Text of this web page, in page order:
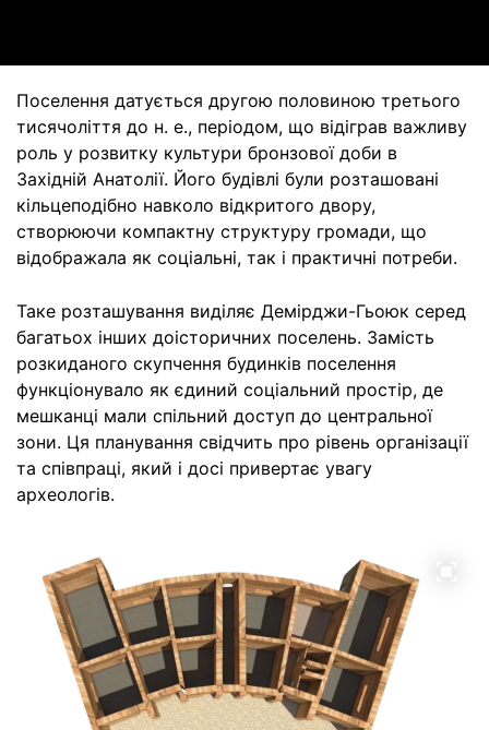
Поселення датується другою половиною третього
тисячоліття до н. е., періодом, що відіграв важливу
роль у розвитку культури бронзової доби в
Західній Анатолії. Його будівлі були розташовані
кільцеподібно навколо відкритого двору,
створюючи компактну структуру громади, що
відображала як соціальні, так і практичні потреби.
Таке розташування виділяє Демірджи-Гьоюк серед
багатьох інших доісторичних поселень. Замість
розкиданого скупчення будинків поселення
функціонувало як єдиний соціальний простір, де
мешканці мали спільний доступ до центральної
зони. Ця планування свідчить про рівень організації
та співпраці, який і досі привертає увагу
археологів.